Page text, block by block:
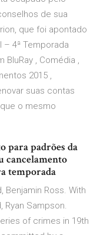
de sua
que foi apontado
– 4ª Temporada
BluRay , Comédia ,
2015 ,
suas contas
o mesmo
para padrões da
cancelamento
temporada
Benjamin Ross. With
Ryan Sampson.
of crimes in 19th